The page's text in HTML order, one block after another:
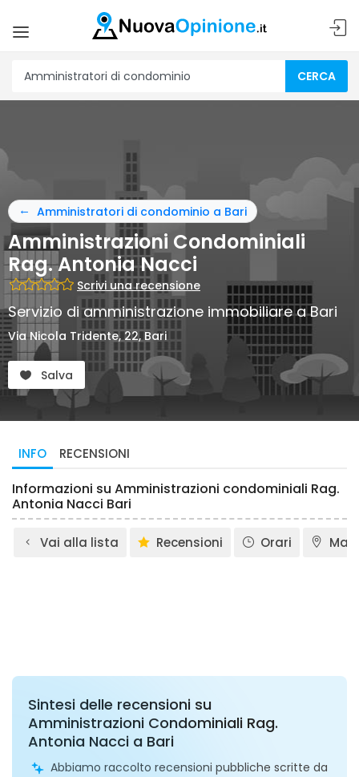
CERCA
Amministratori di condominio a Bari
Amministrazioni Condominiali
Rag. Antonia Nacci
Scrivi una recensione
Servizio di amministrazione immobiliare a Bari
Via Nicola Tridente, 22, Bari
Salva
INFO RECENSIONI
Informazioni su Amministrazioni condominiali Rag.
Antonia Nacci Bari
Vai alla lista Recensioni Orari
Sintesi delle recensioni su
Amministrazioni Condominiali Rag.
Antonia Nacci a Bari
Abbiamo raccolto recensioni pubbliche scritte da